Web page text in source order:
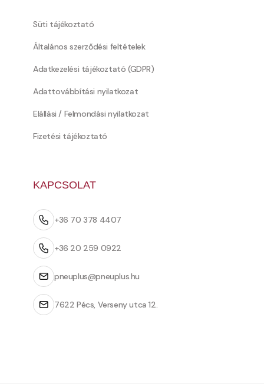
Süti tájékoztató
Általános szerződési feltételek
Adatkezelési tájékoztató (GDPR)
Adattovábbítási nyilatkozat
Elállási / Felmondási nyilatkozat
Fizetési tájékoztató
KAPCSOLAT
+36 70 378 4407
+36 20 259 0922
pneuplus@pneuplus.hu
7622 Pécs, Verseny utca 12.